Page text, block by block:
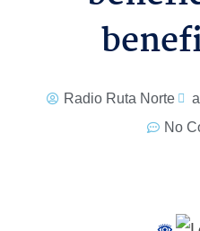
Radio Ruta Norte
No